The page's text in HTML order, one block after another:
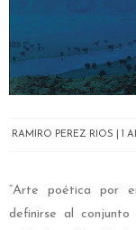
RAMIRO PEREZ RIOS 1
“Arte poética por
definirse al